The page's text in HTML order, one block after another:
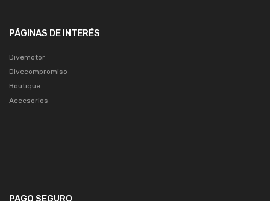
PÁGINAS DE INTERÉS
Divemotor
Divecompromiso
Boutique
Accesorios